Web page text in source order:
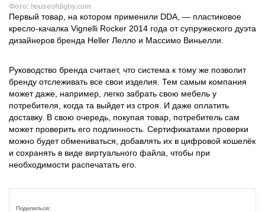
Фото: houseofdigby.com
Первый товар, на котором применили DDA, — пластиковое
кресло-качалка Vignelli Rocker 2014 года от супружеского дуэта
дизайнеров бренда Heller Лелло и Массимо Виньелли.
Руководство бренда считает, что система к тому же позволит
бренду отслеживать все свои изделия. Тем самым компания
может даже, например, легко забрать свою мебель у
потребителя, когда та выйдет из строя. И даже оплатить
доставку. В свою очередь, покупая товар, потребитель сам
может проверить его подлинность. Сертификатами проверки
можно будет обмениваться, добавлять их в цифровой кошелёк
и сохранять в виде виртуального файла, чтобы при
необходимости распечатать его.
Поделиться: